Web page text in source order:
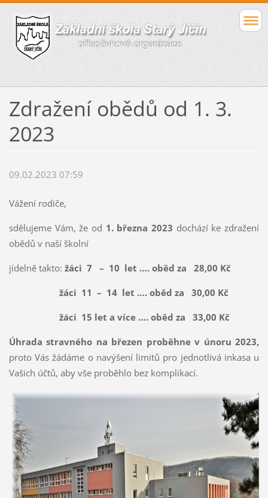
Zdražení obědů od 1. 3.
2023
09.02.2023 07:59
Vážení rodiče,
sdělujeme Vám, že od 1. března 2023 dochází ke zdražení
obědů v naší školní
jídelně takto: žáci 7 – 10 let …. oběd za 28,00 Kč
žáci 11 – 14 let …. oběd za 30,00 Kč
žáci 15 let a více …. oběd za 33,00 Kč
Úhrada stravného na březen proběhne v únoru 2023,
proto Vás žádáme o navýšení limitů pro jednotlivá inkasa u
Vašich účtů, aby vše proběhlo bez komplikací.